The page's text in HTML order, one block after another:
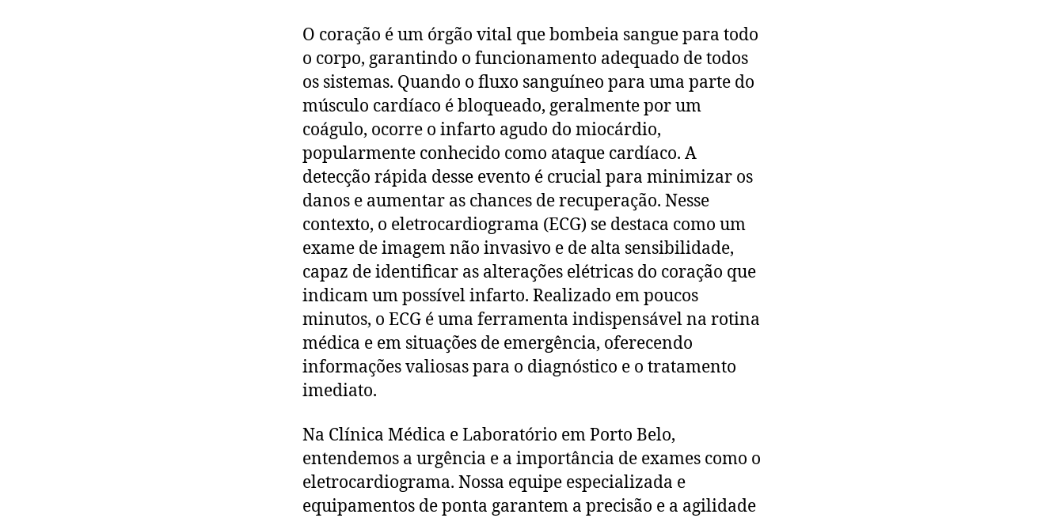
O coração é um órgão vital que bombeia sangue para todo
o corpo, garantindo o funcionamento adequado de todos
os sistemas. Quando o fluxo sanguíneo para uma parte do
músculo cardíaco é bloqueado, geralmente por um
coágulo, ocorre o infarto agudo do miocárdio,
popularmente conhecido como ataque cardíaco. A
detecção rápida desse evento é crucial para minimizar os
danos e aumentar as chances de recuperação. Nesse
contexto, o eletrocardiograma (ECG) se destaca como um
exame de imagem não invasivo e de alta sensibilidade,
capaz de identificar as alterações elétricas do coração que
indicam um possível infarto. Realizado em poucos
minutos, o ECG é uma ferramenta indispensável na rotina
médica e em situações de emergência, oferecendo
informações valiosas para o diagnóstico e o tratamento
imediato.
Na Clínica Médica e Laboratório em Porto Belo,
entendemos a urgência e a importância de exames como o
eletrocardiograma. Nossa equipe especializada e
equipamentos de ponta garantem a precisão e a agilidade